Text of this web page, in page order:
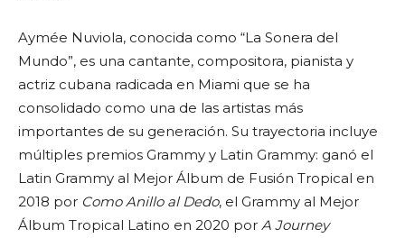
Aymée Nuviola, conocida como “La Sonera del
Mundo”, es una cantante, compositora, pianista y
actriz cubana radicada en Miami que se ha
consolidado como una de las artistas más
importantes de su generación. Su trayectoria incluye
múltiples premios Grammy y Latin Grammy: ganó el
Latin Grammy al Mejor Álbum de Fusión Tropical en
2018 por Como Anillo al Dedo, el Grammy al Mejor
Álbum Tropical Latino en 2020 por A Journey